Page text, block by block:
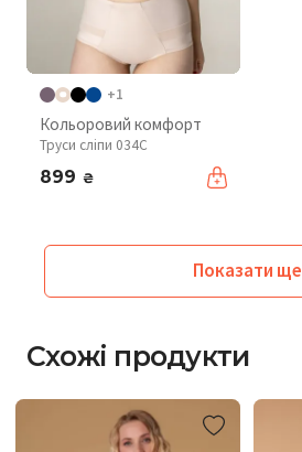
+1
Кольоровий комфорт
Труси сліпи 034C
899 ₴
Показати ще
Схожі продукти